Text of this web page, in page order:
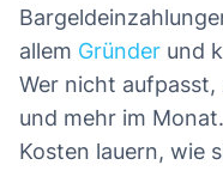
allem Gründer und
Wer nicht aufpasst,
und mehr im
Kosten lauern, wie